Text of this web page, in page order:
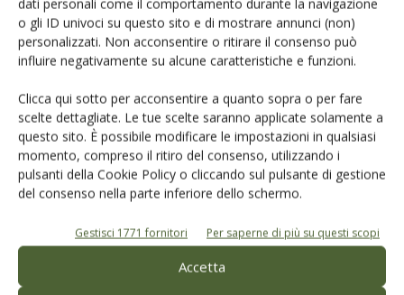
dati personali come il comportamento durante la navigazione
o gli ID univoci su questo sito e di mostrare annunci (non)
personalizzati. Non acconsentire o ritirare il consenso può
influire negativamente su alcune caratteristiche e funzioni.
Clicca qui sotto per acconsentire a quanto sopra o per fare
scelte dettagliate. Le tue scelte saranno applicate solamente a
questo sito. È possibile modificare le impostazioni in qualsiasi
momento, compreso il ritiro del consenso, utilizzando i
pulsanti della Cookie Policy o cliccando sul pulsante di gestione
del consenso nella parte inferiore dello schermo.
Gestisci 1771 fornitori Per saperne di più su questi scopi
Accetta
nòcciolo e la facilità di distacco della polpa. La drupa è
grande, 5-5,5 g, di forma ellittica, con resa in polpa del
75%, la maturazione è intermedia. Presenta difformità di
pezzatura in base alla carica».